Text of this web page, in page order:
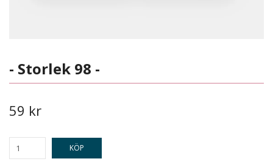
- Storlek 98 -
59 kr
KÖP